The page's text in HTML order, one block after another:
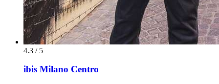
4.3 / 5
ibis Milano Centro